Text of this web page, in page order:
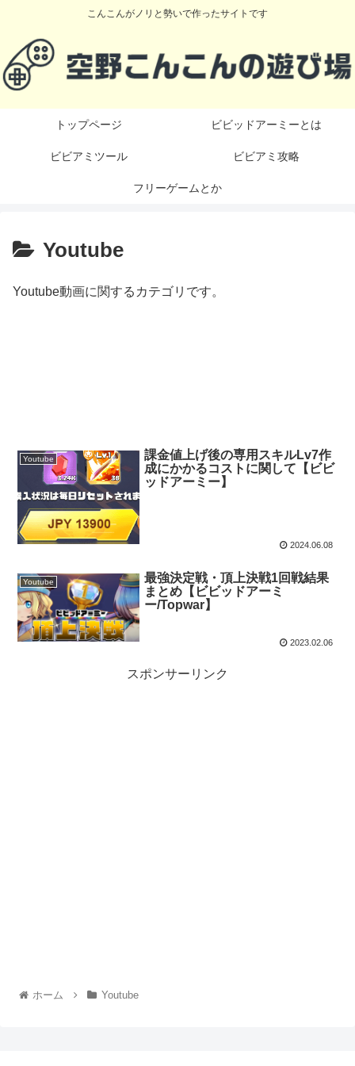
こんこんがノリと勢いで作ったサイトです
トップページ ビビッドアーミーとは
ビビアミツール ビビアミ攻略
フリーゲームとか
Youtube
Youtube動画に関するカテゴリです。
Youtube
課金値上げ後の専用スキルLv7作
成にかかるコストに関して【ビビ
ッドアーミー】
2024.06.08
Youtube
最強決定戦・頂上決戦1回戦結果
まとめ【ビビッドアーミ
ー/Topwar】
2023.02.06
スポンサーリンク
ホーム Youtube